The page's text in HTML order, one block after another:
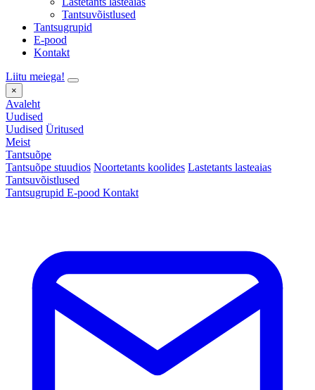
Tantsuvõistlused
Tantsugrupid
E-pood
Kontakt
Liitu meiega!
×
Avaleht
Uudised
Uudised Üritused
Meist
Tantsuõpe
Tantsuõpe stuudios Noortetants koolides Lastetants lasteaias
Tantsuvõistlused
Tantsugrupid E-pood Kontakt